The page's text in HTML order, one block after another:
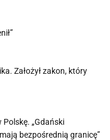
Założył zakon, który
„Gdański
bezpośrednią granicę”